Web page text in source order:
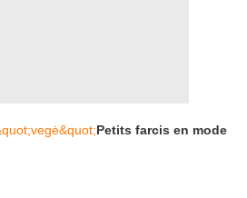
Petits farcis en mode